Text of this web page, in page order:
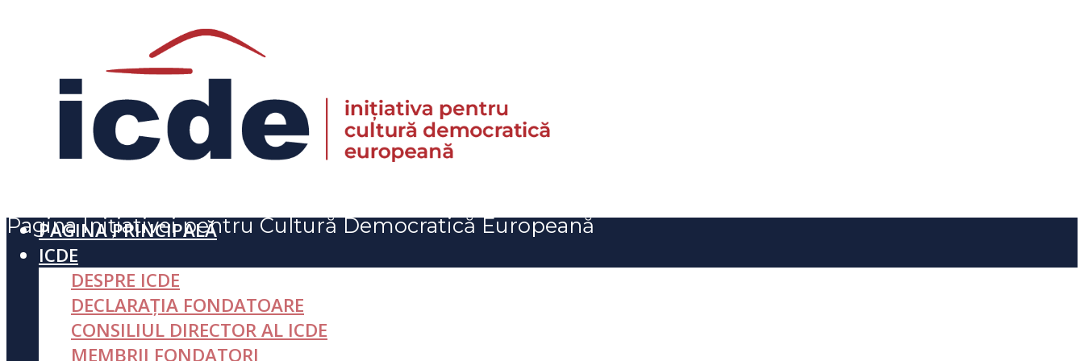
Pagina Inițiativei pentru Cultură Democratică Europeană
PAGINA PRINCIPALĂ
ICDE
DESPRE ICDE
DECLARAȚIA FONDATOARE
CONSILIUL DIRECTOR AL ICDE
MEMBRII FONDATORI